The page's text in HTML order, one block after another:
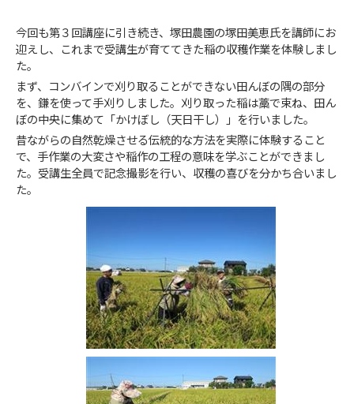
今回も第３回講座に引き続き、塚田農園の塚田美恵氏を講師にお
迎えし、これまで受講生が育ててきた稲の収穫作業を体験しまし
た。
まず、コンバインで刈り取ることができない田んぼの隅の部分
を、鎌を使って手刈りしました。刈り取った稲は藁で束ね、田ん
ぼの中央に集めて「かけぼし（天日干し）」を行いました。
昔ながらの自然乾燥させる伝統的な方法を実際に体験すること
で、手作業の大変さや稲作の工程の意味を学ぶことができまし
た。受講生全員で記念撮影を行い、収穫の喜びを分かち合いまし
た。